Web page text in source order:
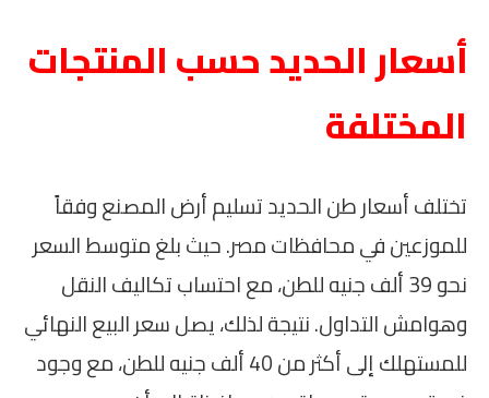
أسعار الحديد حسب المنتجات
المختلفة
تختلف أسعار طن الحديد تسليم أرض المصنع وفقاً
للموزعين في محافظات مصر. حيث بلغ متوسط السعر
نحو 39 ألف جنيه للطن، مع احتساب تكاليف النقل
وهوامش التداول. نتيجة لذلك، يصل سعر البيع النهائي
للمستهلك إلى أكثر من 40 ألف جنيه للطن، مع وجود